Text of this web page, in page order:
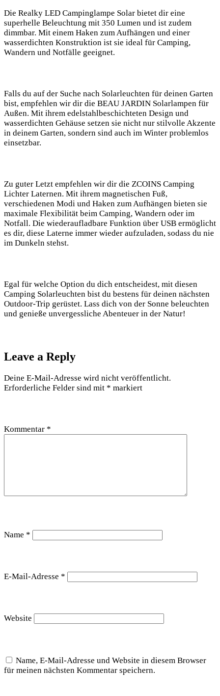
Die Realky‍ LED Campinglampe Solar bietet dir eine
superhelle Beleuchtung mit 350 Lumen und ist zudem
dimmbar. Mit einem ⁣Haken zum Aufhängen und⁢ einer
wasserdichten Konstruktion ist sie ideal für Camping,
Wandern und Notfälle geeignet.
Falls ⁤du⁢ auf der Suche nach Solarleuchten für deinen Garten
bist, empfehlen wir dir die BEAU JARDIN Solarlampen für
Außen. Mit ihrem edelstahlbeschichteten Design und
⁣wasserdichten Gehäuse setzen ⁢sie nicht nur stilvolle Akzente
in deinem Garten, sondern sind auch⁢ im Winter problemlos
einsetzbar.
Zu guter Letzt empfehlen wir ⁤dir ⁣die ZCOINS Camping
‍Lichter Laternen. Mit ihrem magnetischen Fuß,
verschiedenen Modi und Haken zum ⁤Aufhängen bieten sie
maximale Flexibilität beim Camping, Wandern oder im
Notfall. Die wiederaufladbare Funktion über⁤ USB ermöglicht
es dir, diese Laterne immer wieder aufzuladen,​ sodass ⁤du ​nie
im‌ Dunkeln stehst.
Egal ⁢für welche‍ Option du dich entscheidest, mit diesen
Camping Solarleuchten bist du bestens für deinen nächsten
Outdoor-Trip ⁤gerüstet. Lass dich von der Sonne beleuchten
und genieße unvergessliche Abenteuer in ‌der Natur! ‍
Leave a Reply
Deine E-Mail-Adresse wird nicht veröffentlicht.
Erforderliche Felder sind mit * markiert
Kommentar *
Name *
E-Mail-Adresse *
Website
Name, E-Mail-Adresse und Website in diesem Browser
für meinen nächsten Kommentar speichern.